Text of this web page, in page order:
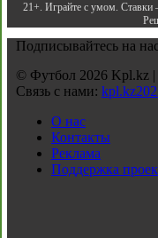
21+. Играйте с умом. Ставки
Подписывайтесь на
© Футбол 2026 Kpl.kz |
Связь с нами:
О нас
Контакты
Реклама
Поддержка